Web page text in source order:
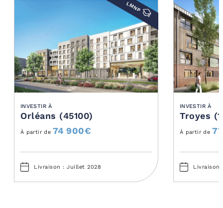
LMNP
INVESTIR À
Orléans (45100)
À partir de 74 900€
Livraison : Juillet 2028
INVESTIR À
Troyes
À partir de
Livraison